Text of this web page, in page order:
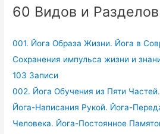
60 Видов и
001. Йога Образа Жизни. Йога в
Сохранения импульса жизни и
103 Записи
002. Йога Обучения из Пяти
Йога-Написания Рукой. Йога-
Человека. Йога-Постоянное